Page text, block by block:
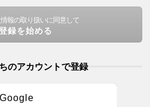
報の取り扱いに同意して
録を始める
のアカウントで登録
Google